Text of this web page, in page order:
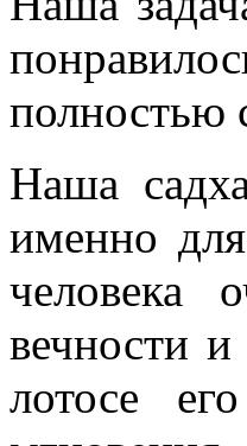
полностью
Наша
именно
человека
вечности и
лотосе